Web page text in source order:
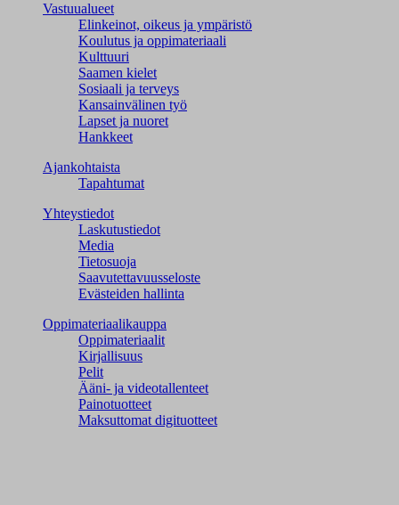
Vastuualueet
Elinkeinot, oikeus ja ympäristö
Koulutus ja oppimateriaali
Kulttuuri
Saamen kielet
Sosiaali ja terveys
Kansainvälinen työ
Lapset ja nuoret
Hankkeet
Ajankohtaista
Tapahtumat
Yhteystiedot
Laskutustiedot
Media
Tietosuoja
Saavutettavuusseloste
Evästeiden hallinta
Oppimateriaalikauppa
Oppimateriaalit
Kirjallisuus
Pelit
Ääni- ja videotallenteet
Painotuotteet
Maksuttomat digituotteet